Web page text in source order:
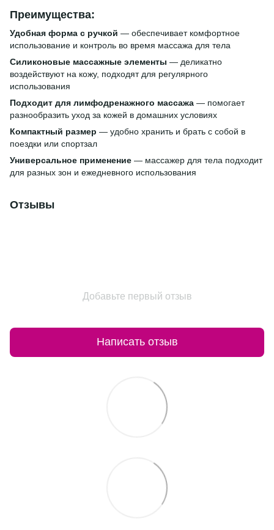
Преимущества:
Удобная форма с ручкой — обеспечивает комфортное
использование и контроль во время массажа для тела
Силиконовые массажные элементы — деликатно
воздействуют на кожу, подходят для регулярного
использования
Подходит для лимфодренажного массажа — помогает
разнообразить уход за кожей в домашних условиях
Компактный размер — удобно хранить и брать с собой в
поездки или спортзал
Универсальное применение — массажер для тела подходит
для разных зон и ежедневного использования
Отзывы
Добавьте первый отзыв
Написать отзыв